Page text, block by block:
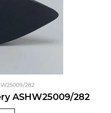
ASHW25009/282
282